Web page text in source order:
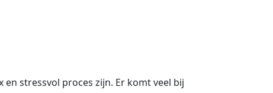
stressvol proces zijn. Er komt veel bij